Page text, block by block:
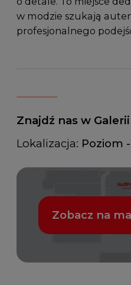
w modzie szukają
profesjonalnego
Znajdź nas w
Lokalizacja: Poziom -
Zobacz na